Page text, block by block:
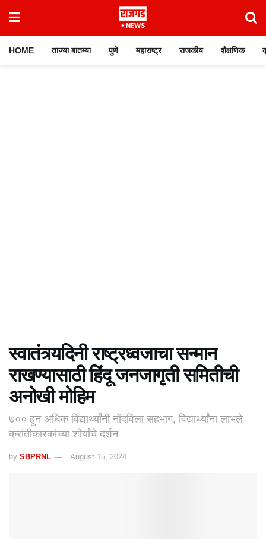
HOME ताज्या बातम्या पुणे महाराष्ट्र राजकीय शैक्षणिक
स्वातंत्र्यदिनी राष्ट्रध्वजाचा सन्मान
राखण्यासाठी हिंदू जनजागृती समितीची
अनोखी मोहिम
७०० हून अधिक विद्यार्थ्यांनी नोंदविला सहभाग, विद्यार्थ्यांना लाभले
क्रांतीकारकांच्या शौर्यांचे दर्शन
by SBPRNL August 15, 2024